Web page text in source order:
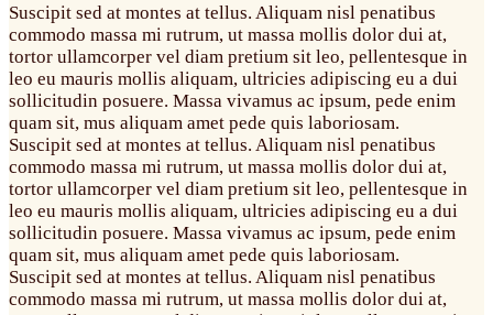
Suscipit sed at montes at tellus. Aliquam nisl penatibus
commodo massa mi rutrum, ut massa mollis dolor dui at,
tortor ullamcorper vel diam pretium sit leo, pellentesque in
leo eu mauris mollis aliquam, ultricies adipiscing eu a dui
sollicitudin posuere. Massa vivamus ac ipsum, pede enim
quam sit, mus aliquam amet pede quis laboriosam.
Suscipit sed at montes at tellus. Aliquam nisl penatibus
commodo massa mi rutrum, ut massa mollis dolor dui at,
tortor ullamcorper vel diam pretium sit leo, pellentesque in
leo eu mauris mollis aliquam, ultricies adipiscing eu a dui
sollicitudin posuere. Massa vivamus ac ipsum, pede enim
quam sit, mus aliquam amet pede quis laboriosam.
Suscipit sed at montes at tellus. Aliquam nisl penatibus
commodo massa mi rutrum, ut massa mollis dolor dui at,